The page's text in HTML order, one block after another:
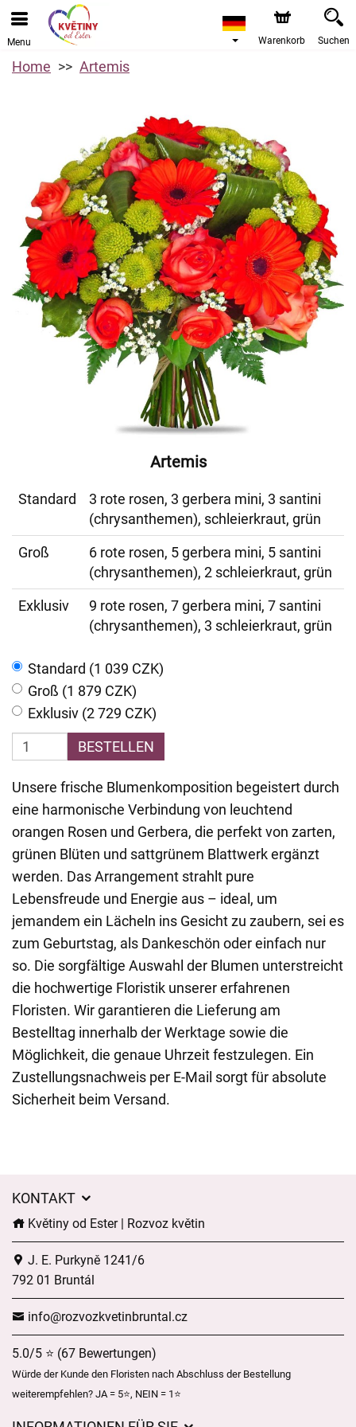
Menu Warenkorb Suchen
Home Artemis
Artemis
Standard
3 rote rosen, 3 gerbera mini, 3 santini
(chrysanthemen), schleierkraut, grün
Groß
6 rote rosen, 5 gerbera mini, 5 santini
(chrysanthemen), 2 schleierkraut, grün
Exklusiv
9 rote rosen, 7 gerbera mini, 7 santini
(chrysanthemen), 3 schleierkraut, grün
Standard (1 039 CZK)
Groß (1 879 CZK)
Exklusiv (2 729 CZK)
BESTELLEN
Unsere frische Blumenkomposition begeistert durch
eine harmonische Verbindung von leuchtend
orangen Rosen und Gerbera, die perfekt von zarten,
grünen Blüten und sattgrünem Blattwerk ergänzt
werden. Das Arrangement strahlt pure
Lebensfreude und Energie aus – ideal, um
jemandem ein Lächeln ins Gesicht zu zaubern, sei es
zum Geburtstag, als Dankeschön oder einfach nur
so. Die sorgfältige Auswahl der Blumen unterstreicht
die hochwertige Floristik unserer erfahrenen
Floristen. Wir garantieren die Lieferung am
Bestelltag innerhalb der Werktage sowie die
Möglichkeit, die genaue Uhrzeit festzulegen. Ein
Zustellungsnachweis per E-Mail sorgt für absolute
Sicherheit beim Versand.
KONTAKT
Květiny od Ester | Rozvoz květin
J. E. Purkyně 1241/6
792 01 Bruntál
info@rozvozkvetinbruntal.cz
5.0/5 ⭐ (67 Bewertungen)
Würde der Kunde den Floristen nach Abschluss der Bestellung
weiterempfehlen? JA = 5⭐, NEIN = 1⭐